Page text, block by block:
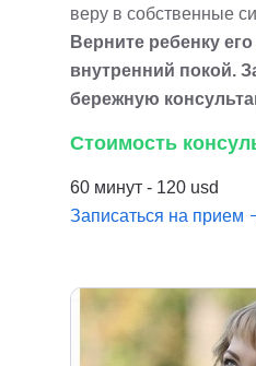
веру в собственные
Верните ребенку
внутренний покой.
бережную
Стоимость
60 минут - 120 usd
Записаться на прием